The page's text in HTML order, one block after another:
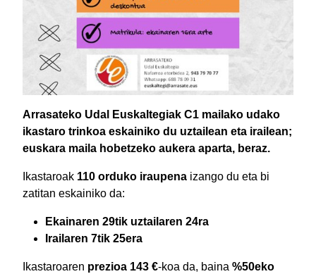
Arrasateko Udal Euskaltegiak C1 mailako udako
ikastaro trinkoa eskainiko du uztailean eta irailean;
euskara maila hobetzeko aukera aparta, beraz.
Ikastaroak 110 orduko iraupena izango du eta bi
zatitan eskainiko da:
Ekainaren 29tik uztailaren 24ra
Irailaren 7tik 25era
Ikastaroaren prezioa 143 €-koa da, baina %50eko